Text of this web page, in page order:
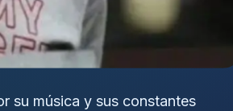
su música y sus constantes